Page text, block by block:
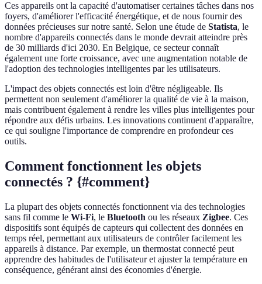
Ces appareils ont la capacité d'automatiser certaines tâches dans nos
foyers, d'améliorer l'efficacité énergétique, et de nous fournir des
données précieuses sur notre santé. Selon une étude de Statista, le
nombre d'appareils connectés dans le monde devrait atteindre près
de 30 milliards d'ici 2030. En Belgique, ce secteur connaît
également une forte croissance, avec une augmentation notable de
l'adoption des technologies intelligentes par les utilisateurs.
L'impact des objets connectés est loin d'être négligeable. Ils
permettent non seulement d'améliorer la qualité de vie à la maison,
mais contribuent également à rendre les villes plus intelligentes pour
répondre aux défis urbains. Les innovations continuent d'apparaître,
ce qui souligne l'importance de comprendre en profondeur ces
outils.
Comment fonctionnent les objets
connectés ? {#comment}
La plupart des objets connectés fonctionnent via des technologies
sans fil comme le Wi-Fi, le Bluetooth ou les réseaux Zigbee. Ces
dispositifs sont équipés de capteurs qui collectent des données en
temps réel, permettant aux utilisateurs de contrôler facilement les
appareils à distance. Par exemple, un thermostat connecté peut
apprendre des habitudes de l'utilisateur et ajuster la température en
conséquence, générant ainsi des économies d'énergie.